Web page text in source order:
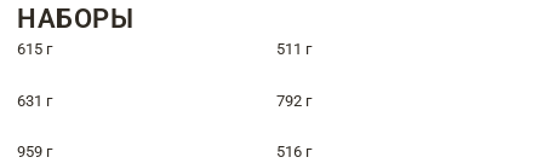
НАБОРЫ
615 г 511 г
631 г 792 г
959 г 516 г